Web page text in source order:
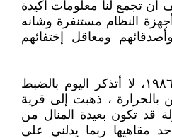
تجمع لنا معلومات أكيدة
النظام مستنفرة وشانه
ومعاقل إختفائهم
ذات نهار صيفي من عام ١٩٨٦، لا أتذكر اليوم بالضبط
بالحرارة ، ذهبت إلى قرية
قد تكون بعيدة المنال من
مقاهيها ربما يدلني على